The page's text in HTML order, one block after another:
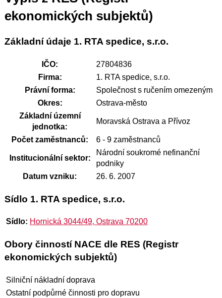
ekonomických subjektů)
Základní údaje 1. RTA spedice, s.r.o.
IČO:
27804836
Firma:
1. RTA spedice, s.r.o.
Právní forma:
Společnost s ručením omezeným
Okres:
Ostrava-město
Základní územní
jednotka:
Moravská Ostrava a Přívoz
Počet zaměstnanců: 6 - 9 zaměstnanců
Institucionální sektor:
Národní soukromé nefinanční
podniky
Datum vzniku:
26. 6. 2007
Sídlo 1. RTA spedice, s.r.o.
Sídlo: Hornická 3044/49, Ostrava 70200
Obory činností NACE dle RES (Registr
ekonomických subjektů)
Silniční nákladní doprava
Ostatní podpůrné činnosti pro dopravu